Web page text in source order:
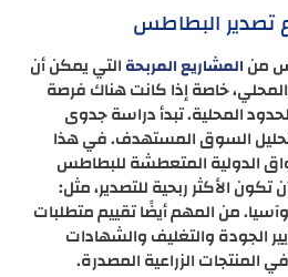
البطاطس
منالمشاريع المربحةالتي يمكن أن
خاصة إذا كانت هناك فرصة
المحلية. تبدأ دراسة جدوى
السوق المستهدف. في هذا
الدولية المتعطشة للبطاطس
تكون الأكثر ربحية للتصدير، مثل:
وآسيا. من المهم أيضًا تقييم متطلبات
الجودة والتغليف والشهادات
المنتجات الزراعية المصدرة.